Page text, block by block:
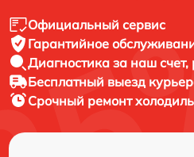
Официальный сервис
Гарантийное
Диагностика за наш счет,
Бесплатный выезд
Срочный ремонт